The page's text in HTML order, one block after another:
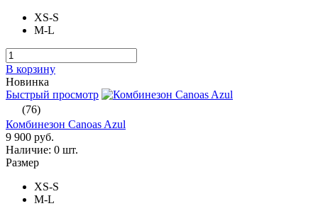
XS-S
M-L
В корзину
Новинка
Быстрый просмотр
(76)
Комбинезон Canoas Azul
9 900 руб.
Наличие: 0 шт.
Размер
XS-S
M-L